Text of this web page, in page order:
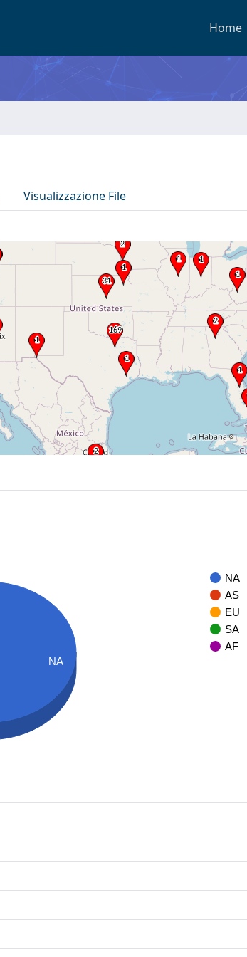
Home
Visualizzazione File
NA
AS
EU
SA
AF
NA